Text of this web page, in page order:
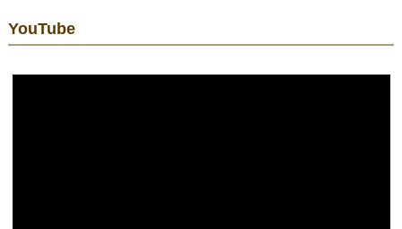
YouTube